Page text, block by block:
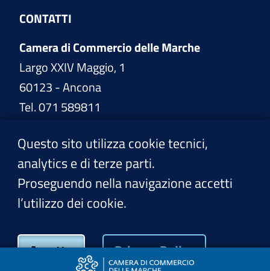
CONTATTI
Camera di Commercio delle Marche
Largo XXIV Maggio, 1
60123 - Ancona
Tel. 071 589811
www.marche.camcom.it
PEC:cciaa@pec.marche.camcom.it
Questo sito utilizza cookie tecnici,
analytics e di terze parti.
Proseguendo nella navigazione accetti
l’utilizzo dei cookie.
Accetto Privacy Policy